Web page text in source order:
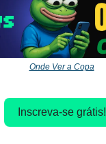
Onde Ver a Copa
Inscreva-se grátis!